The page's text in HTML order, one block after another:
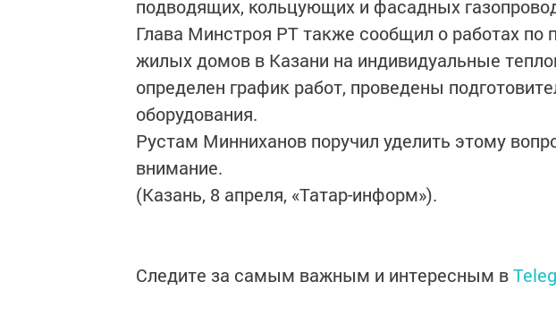
подводящих, кольцующих и фасадных
Глава Минстроя РТ также сообщил о работах по
жилых домов в Казани на индивидуальные
определен график работ, проведены
оборудования.
Рустам Минниханов поручил уделить этому
внимание.
(Казань, 8 апреля, «Татар-информ»).
Следите за самым важным и интересным в